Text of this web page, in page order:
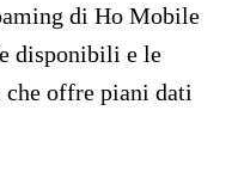
di Ho Mobile
disponibili e le
offre piani dati